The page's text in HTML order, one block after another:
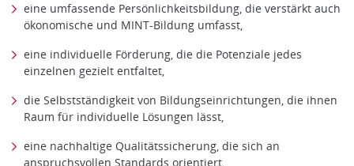
eine umfassende Persönlichkeitsbildung, die verstärkt auch
ökonomische und MINT-Bildung umfasst,
eine individuelle Förderung, die die Potenziale jedes
einzelnen gezielt entfaltet,
die Selbstständigkeit von Bildungseinrichtungen, die ihnen
Raum für individuelle Lösungen lässt,
eine nachhaltige Qualitätssicherung, die sich an
anspruchsvollen Standards orientiert,